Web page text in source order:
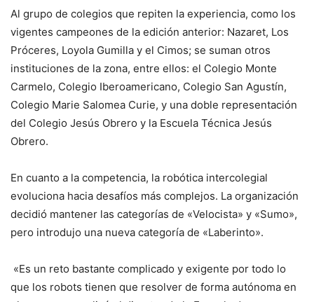
Al grupo de colegios que repiten la experiencia, como los
vigentes campeones de la edición anterior: Nazaret, Los
Próceres, Loyola Gumilla y el Cimos; se suman otros
instituciones de la zona, entre ellos: el Colegio Monte
Carmelo, Colegio Iberoamericano, Colegio San Agustín,
Colegio Marie Salomea Curie, y una doble representación
del Colegio Jesús Obrero y la Escuela Técnica Jesús
Obrero.
En cuanto a la competencia, la robótica intercolegial
evoluciona hacia desafíos más complejos. La organización
decidió mantener las categorías de «Velocista» y «Sumo»,
pero introdujo una nueva categoría de «Laberinto».
«Es un reto bastante complicado y exigente por todo lo
que los robots tienen que resolver de forma autónoma en